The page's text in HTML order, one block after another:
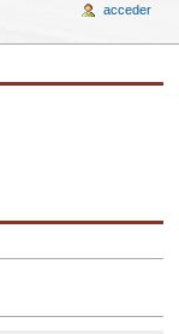
acceder